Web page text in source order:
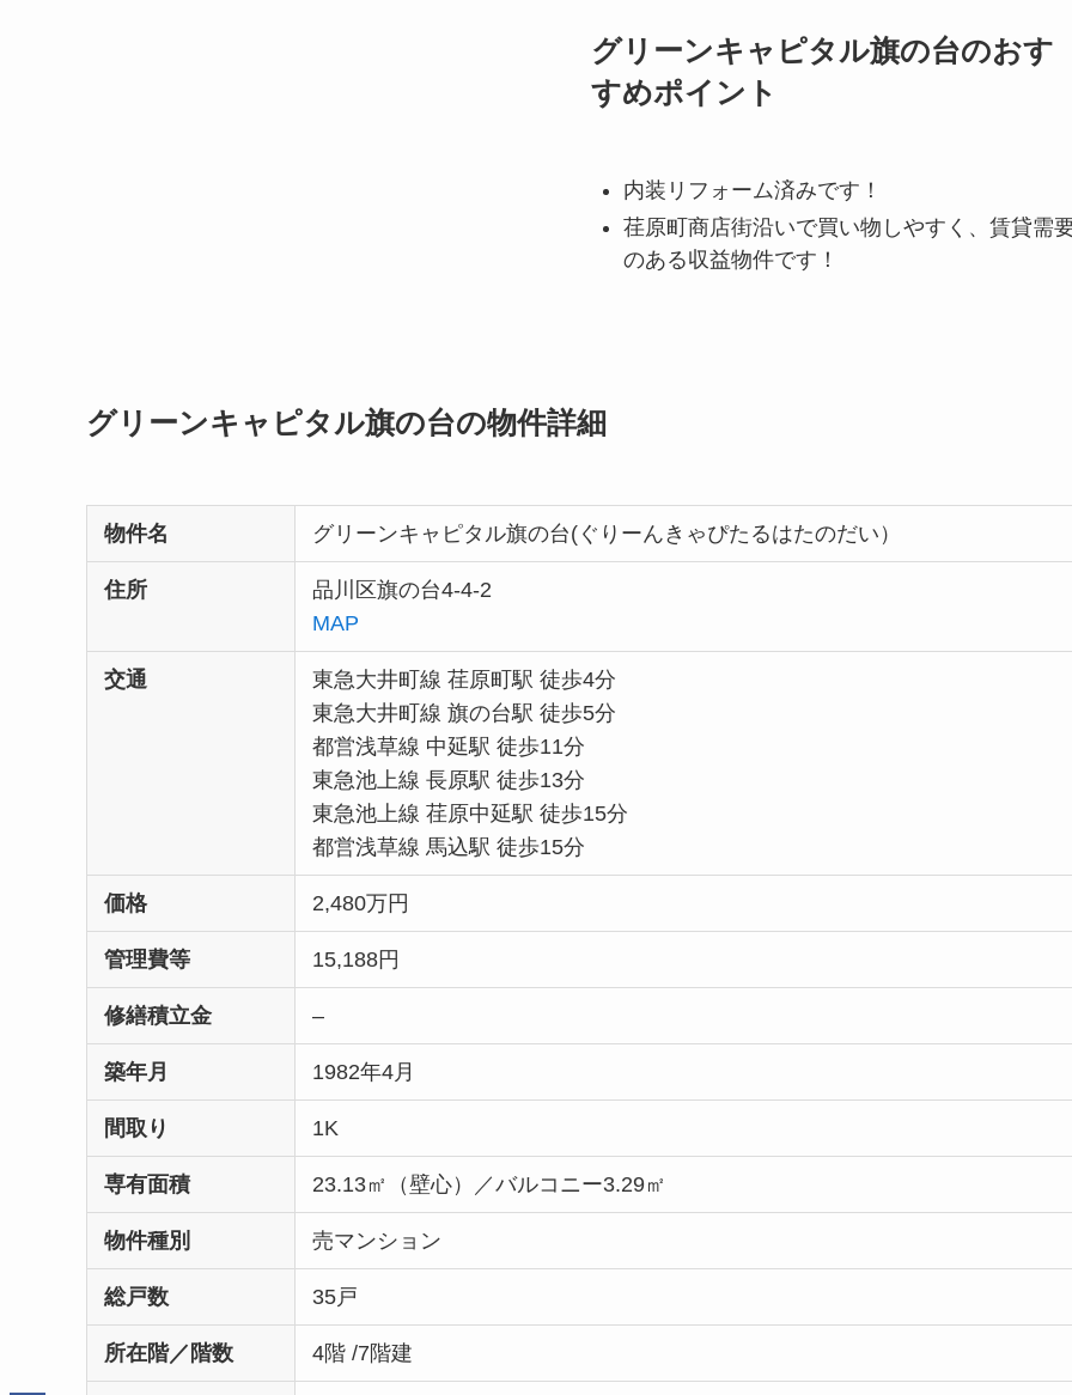
グリーンキャピタル旗の台のおす
すめポイント
内装リフォーム済みです！
荏原町商店街沿いで買い物しやすく、賃貸需
のある収益物件です！
グリーンキャピタル旗の台の物件詳細
物件名 グリーンキャピタル旗の台(ぐりーんきゃぴたるはたのだい）
住所
品川区旗の台4-4-2
MAP
交通
東急大井町線 荏原町駅 徒歩4分
東急大井町線 旗の台駅 徒歩5分
都営浅草線 中延駅 徒歩11分
東急池上線 長原駅 徒歩13分
東急池上線 荏原中延駅 徒歩15分
都営浅草線 馬込駅 徒歩15分
価格 2,480万円
管理費等 15,188円
修繕積立金 –
築年月 1982年4月
間取り 1K
専有面積 23.13㎡（壁心）／バルコニー3.29㎡
物件種別 売マンション
総戸数 35戸
所在階／階数 4階 /7階建